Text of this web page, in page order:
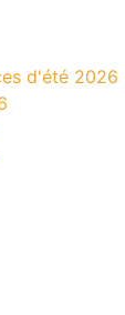
d'été 2026